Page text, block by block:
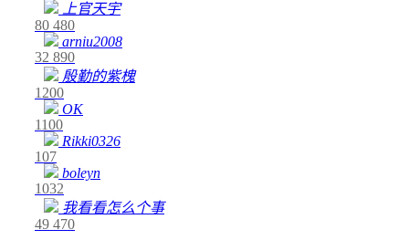
上官天宇
80 480
arniu2008
32 890
殷勤的紫槐
1200
OK
1100
Rikki0326
107
boleyn
1032
我看看怎么个事
49 470